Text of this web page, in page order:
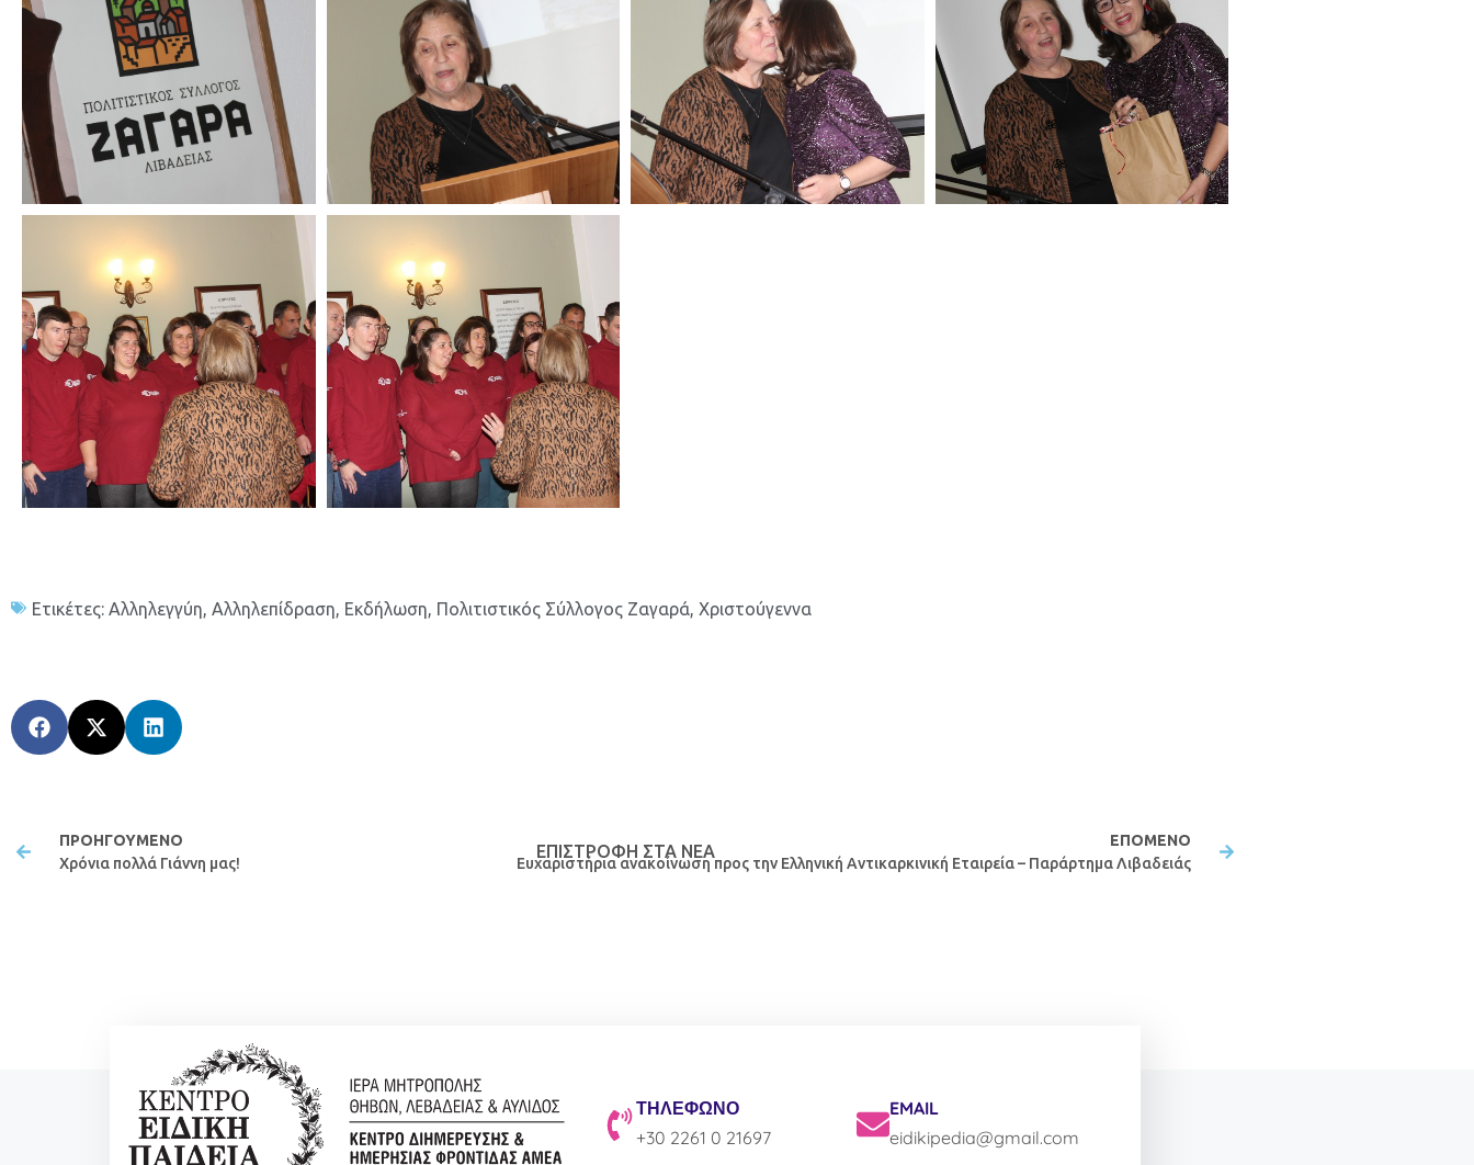
Ετικέτες: Αλληλεγγύη, Αλληλεπίδραση, Εκδήλωση, Πολιτιστικός Σύλλογος Ζαγαρά, Χριστούγεννα
ΠΡΟΗΓΟΎΜΕΝΟ
Χρόνια πολλά Γιάννη μας!
ΕΠΙΣΤΡΟΦΉ ΣΤΑ ΝΕΑ
ΕΠΌΜΕΝΟ
Ευχαριστήρια ανακοίνωση προς την Ελληνική Αντικαρκινική Εταιρεία – Παράρτημα Λιβαδειάς
ΤΗΛΕΦΩΝΟ
+30 2261 0 21697
EMAIL
eidikipedia@gmail.com